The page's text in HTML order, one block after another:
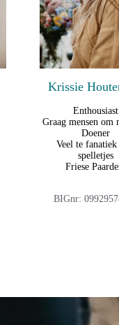
Krissie
Enthousiast
Graag mensen om
Doener
Veel te
spelletjes
Friese
BIGnr: